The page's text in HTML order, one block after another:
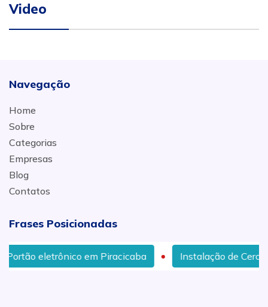
Video
Navegação
Home
Sobre
Categorias
Empresas
Blog
Contatos
Frases Posicionadas
em Piracicaba Instalação de Cerca Elétrica